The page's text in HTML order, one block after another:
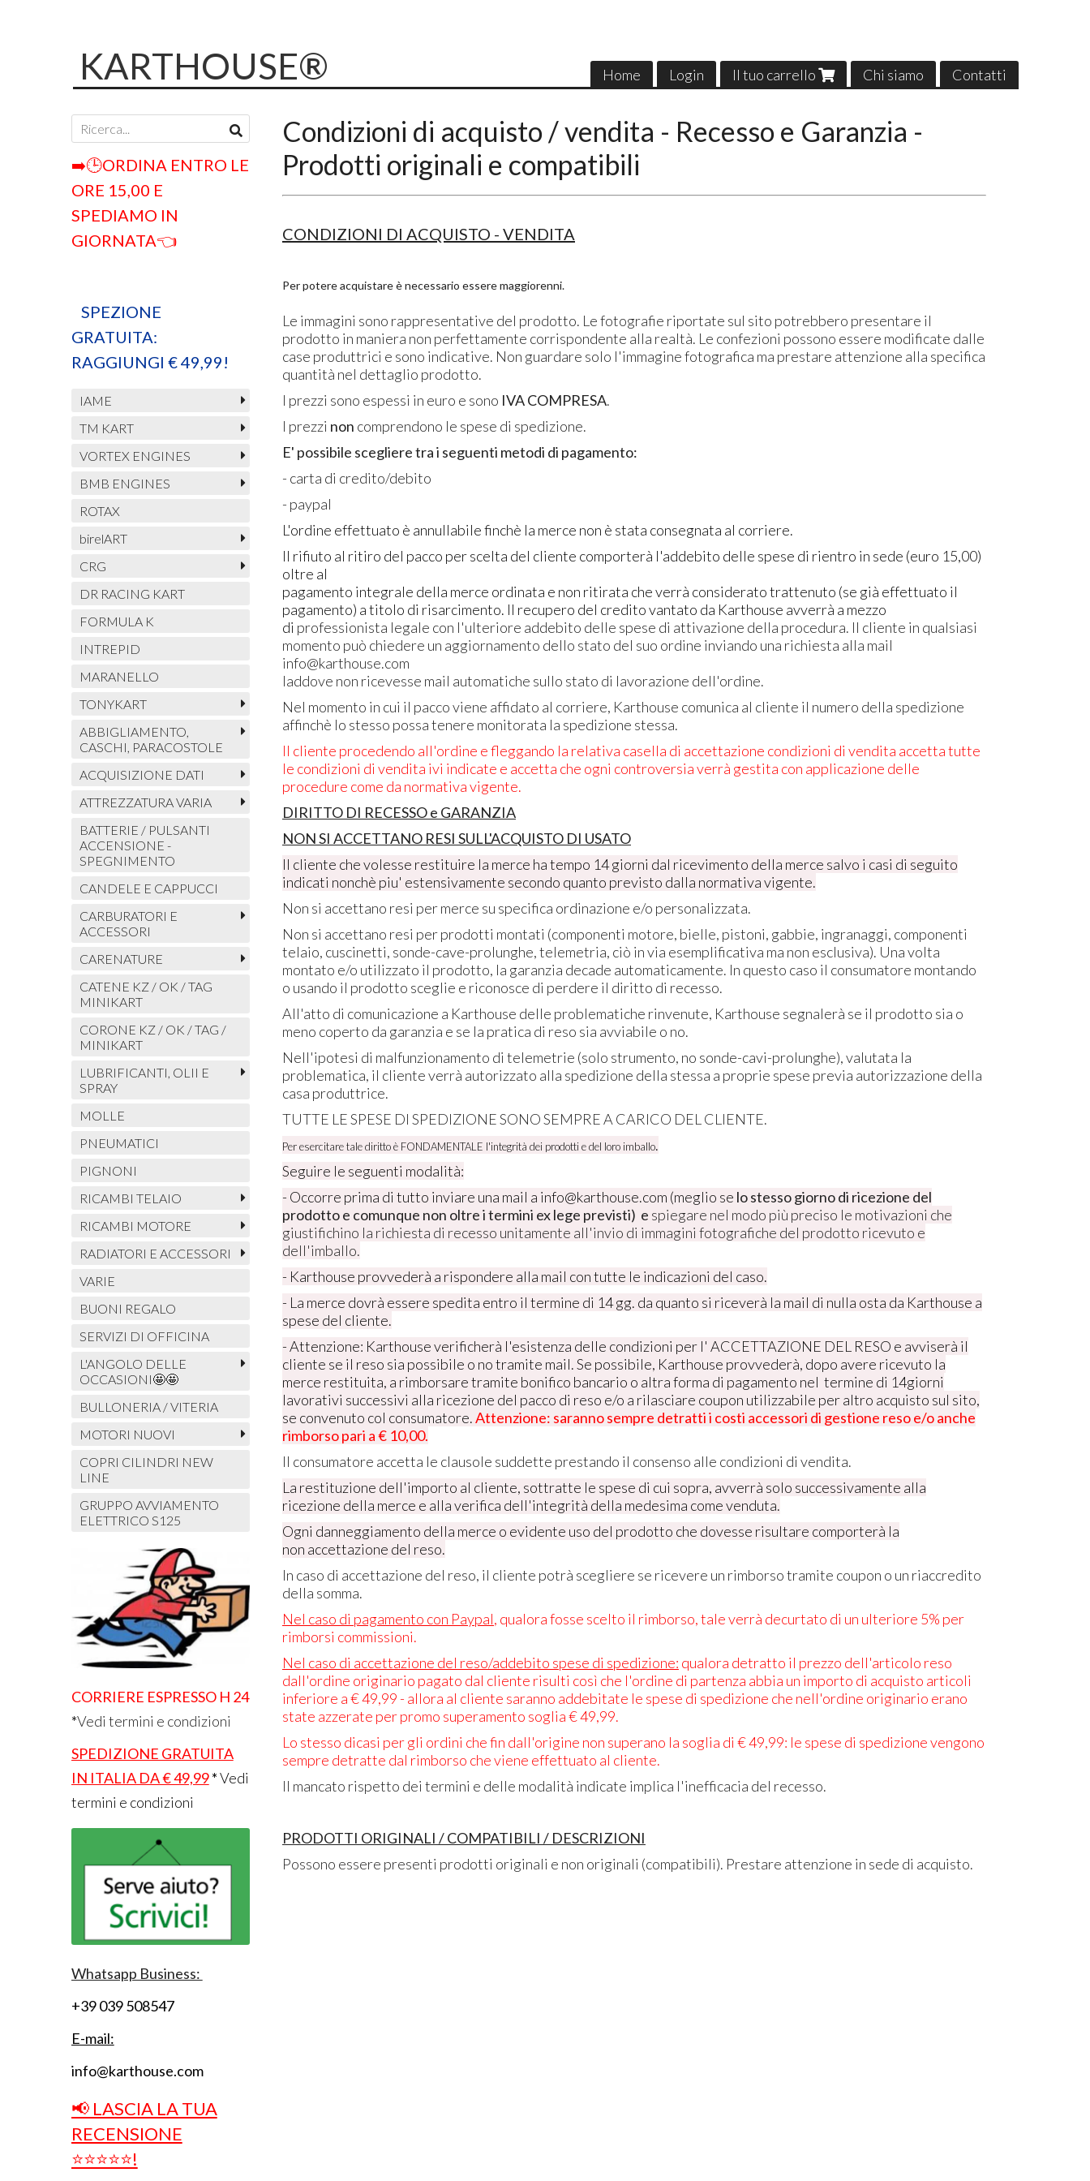
Home Login Il tuo carrello Chi siamo Contatti
KARTHOUSE®
Condizioni di acquisto / vendita - Recesso e Garanzia -
Prodotti originali e compatibili
CONDIZIONI DI ACQUISTO - VENDITA
Per potere acquistare è necessario essere maggiorenni.
Le immagini sono rappresentative del prodotto. Le fotografie riportate sul sito potrebbero presentare il
prodotto in maniera non perfettamente corrispondente alla realtà. Le confezioni possono essere modificate dalle
case produttrici e sono indicative. Non guardare solo l'immagine fotografica ma prestare attenzione alla specifica
quantità nel dettaglio prodotto.
I prezzi sono espessi in euro e sono IVA COMPRESA.
I prezzi non comprendono le spese di spedizione.
E' possibile scegliere tra i seguenti metodi di pagamento:
- carta di credito/debito
- paypal
L'ordine effettuato è annullabile finchè la merce non è stata consegnata al corriere.
Il rifiuto al ritiro del pacco per scelta del cliente comporterà l'addebito delle spese di rientro in sede (euro 15,00)
oltre al
pagamento integrale della merce ordinata e non ritirata che verrà considerato trattenuto (se già effettuato il
pagamento) a titolo di risarcimento. Il recupero del credito vantato da Karthouse avverrà a mezzo
di professionista legale con l'ulteriore addebito delle spese di attivazione della procedura. Il cliente in qualsiasi
momento può chiedere un aggiornamento dello stato del suo ordine inviando una richiesta alla mail
info@karthouse.com
laddove non ricevesse mail automatiche sullo stato di lavorazione dell'ordine.
Nel momento in cui il pacco viene affidato al corriere, Karthouse comunica al cliente il numero della spedizione
affinchè lo stesso possa tenere monitorata la spedizione stessa.
Il cliente procedendo all'ordine e fleggando la relativa casella di accettazione condizioni di vendita accetta tutte
le condizioni di vendita ivi indicate e accetta che ogni controversia verrà gestita con applicazione delle
procedure come da normativa vigente.
DIRITTO DI RECESSO e GARANZIA
NON SI ACCETTANO RESI SULL'ACQUISTO DI USATO
Il cliente che volesse restituire la merce ha tempo 14 giorni dal ricevimento della merce salvo i casi di seguito
indicati nonchè piu' estensivamente secondo quanto previsto dalla normativa vigente.
Non si accettano resi per merce su specifica ordinazione e/o personalizzata.
Non si accettano resi per prodotti montati (componenti motore, bielle, pistoni, gabbie, ingranaggi, componenti
telaio, cuscinetti, sonde-cave-prolunghe, telemetria, ciò in via esemplificativa ma non esclusiva). Una volta
montato e/o utilizzato il prodotto, la garanzia decade automaticamente. In questo caso il consumatore montando
o usando il prodotto sceglie e riconosce di perdere il diritto di recesso.
All'atto di comunicazione a Karthouse delle problematiche rinvenute, Karthouse segnalerà se il prodotto sia o
meno coperto da garanzia e se la pratica di reso sia avviabile o no.
Nell'ipotesi di malfunzionamento di telemetrie (solo strumento, no sonde-cavi-prolunghe), valutata la
problematica, il cliente verrà autorizzato alla spedizione della stessa a proprie spese previa autorizzazione della
casa produttrice.
TUTTE LE SPESE DI SPEDIZIONE SONO SEMPRE A CARICO DEL CLIENTE.
Per esercitare tale diritto è FONDAMENTALE l'integrità dei prodotti e del loro imballo.
Seguire le seguenti modalità:
- Occorre prima di tutto inviare una mail a info@karthouse.com (meglio se lo stesso giorno di ricezione del
prodotto e comunque non oltre i termini ex lege previsti) e spiegare nel modo più preciso le motivazioni che
giustifichino la richiesta di recesso unitamente all'invio di immagini fotografiche del prodotto ricevuto e
dell'imballo.
- Karthouse provvederà a rispondere alla mail con tutte le indicazioni del caso.
- La merce dovrà essere spedita entro il termine di 14 gg. da quanto si riceverà la mail di nulla osta da Karthouse a
spese del cliente.
- Attenzione: Karthouse verificherà l'esistenza delle condizioni per l' ACCETTAZIONE DEL RESO e avviserà il
cliente se il reso sia possibile o no tramite mail. Se possibile, Karthouse provvederà, dopo avere ricevuto la
merce restituita, a rimborsare tramite bonifico bancario o altra forma di pagamento nel termine di 14giorni
lavorativi successivi alla ricezione del pacco di reso e/o a rilasciare coupon utilizzabile per altro acquisto sul sito,
se convenuto col consumatore.Attenzione: saranno sempre detratti i costi accessori di gestione reso e/o anche
rimborso pari a € 10,00.
Il consumatore accetta le clausole suddette prestando il consenso alle condizioni di vendita.
La restituzione dell'importo al cliente, sottratte le spese di cui sopra, avverrà solo successivamente alla
ricezione della merce e alla verifica dell'integrità della medesima come venduta.
Ogni danneggiamento della merce o evidente uso del prodotto che dovesse risultare comporterà la
non accettazione del reso.
In caso di accettazione del reso, il cliente potrà scegliere se ricevere un rimborso tramite coupon o un riaccredito
della somma.
Nel caso di pagamento con Paypal, qualora fosse scelto il rimborso, tale verrà decurtato di un ulteriore 5% per
rimborsi commissioni.
Nel caso di accettazione del reso/addebito spese di spedizione: qualora detratto il prezzo dell'articolo reso
dall'ordine originario pagato dal cliente risulti così che l'ordine di partenza abbia un importo di acquisto articoli
inferiore a € 49,99 - allora al cliente saranno addebitate le spese di spedizione che nell'ordine originario erano
state azzerate per promo superamento soglia € 49,99.
Lo stesso dicasi per gli ordini che fin dall'origine non superano la soglia di € 49,99: le spese di spedizione vengono
sempre detratte dal rimborso che viene effettuato al cliente.
Il mancato rispetto dei termini e delle modalità indicate implica l'inefficacia del recesso.
PRODOTTI ORIGINALI / COMPATIBILI / DESCRIZIONI
Possono essere presenti prodotti originali e non originali (compatibili). Prestare attenzione in sede di acquisto.
➡️🕒ORDINA ENTRO LE
ORE 15,00 E
SPEDIAMO IN
GIORNATA👈
SPEZIONE
GRATUITA:
RAGGIUNGI € 49,99!
IAME
TM KART
VORTEX ENGINES
BMB ENGINES
ROTAX
birelART
CRG
DR RACING KART
FORMULA K
INTREPID
MARANELLO
TONYKART
ABBIGLIAMENTO,
CASCHI, PARACOSTOLE
ACQUISIZIONE DATI
ATTREZZATURA VARIA
BATTERIE / PULSANTI
ACCENSIONE -
SPEGNIMENTO
CANDELE E CAPPUCCI
CARBURATORI E
ACCESSORI
CARENATURE
CATENE KZ / OK / TAG
MINIKART
CORONE KZ / OK / TAG /
MINIKART
LUBRIFICANTI, OLII E
SPRAY
MOLLE
PNEUMATICI
PIGNONI
RICAMBI TELAIO
RICAMBI MOTORE
RADIATORI E ACCESSORI
VARIE
BUONI REGALO
SERVIZI DI OFFICINA
L'ANGOLO DELLE
OCCASIONI🤩🤩
BULLONERIA / VITERIA
MOTORI NUOVI
COPRI CILINDRI NEW
LINE
GRUPPO AVVIAMENTO
ELETTRICO S125
CORRIERE ESPRESSO H 24
*Vedi termini e condizioni
SPEDIZIONE GRATUITA
IN ITALIA DA € 49,99*Vedi
termini e condizioni
Whatsapp Business:
+39 039 508547
E-mail:
info@karthouse.com
📢 LASCIA LA TUA
RECENSIONE
⭐⭐⭐⭐⭐!